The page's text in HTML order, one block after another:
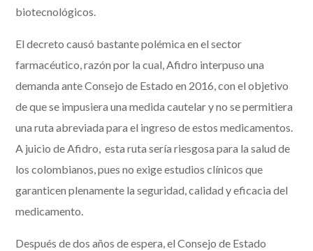
biotecnológicos.
El decreto causó bastante polémica en el sector
farmacéutico, razón por la cual, Afidro interpuso una
demanda ante Consejo de Estado en 2016, con el objetivo
de que se impusiera una medida cautelar y no se permitiera
una ruta abreviada para el ingreso de estos medicamentos.
A juicio de Afidro, esta ruta sería riesgosa para la salud de
los colombianos, pues no exige estudios clínicos que
garanticen plenamente la seguridad, calidad y eficacia del
medicamento.
Después de dos años de espera, el Consejo de Estado